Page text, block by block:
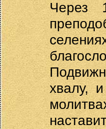
Через
хвалу,